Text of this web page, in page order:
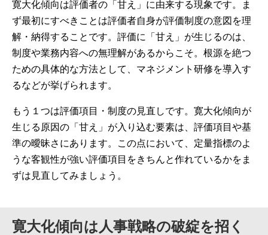
寛大化傾向は評価者の「甘え」に由来する現象です。ま
ず最初にすべきことは評価者自身が評価制度の意図を理
解・納得することです。評価に「甘え」が生じるのは、
制度や業務内容への無理解があるからこそ。根源を絶つ
ための具体的な方法として、マネジメント研修を導入す
るなどが挙げられます。
もう１つは評価項目・制度の見直しです。寛大化傾向が
生じる原因の「甘え」が入り込む要素は、評価項目や基
準の曖昧さにあります。この点において、定量指標のよ
うな客観性が強い評価項目をきちんと作れているかをま
ずは見直してみましょう。
寛大化傾向は人事戦略の破綻を招く